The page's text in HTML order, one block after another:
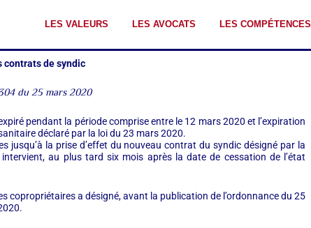
LES VALEURS LES AVOCATS LES COMPÉTENCES
contrats de syndic
du 25 mars 2020
pendant la période comprise entre le 12 mars 2020 et l’expiration
déclaré par la loi du 23 mars 2020.
jusqu’à la prise d’effet du nouveau contrat du syndic désigné par la
au plus tard six mois après la date de cessation de l’état
copropriétaires a désigné, avant la publication de l’ordonnance du 25